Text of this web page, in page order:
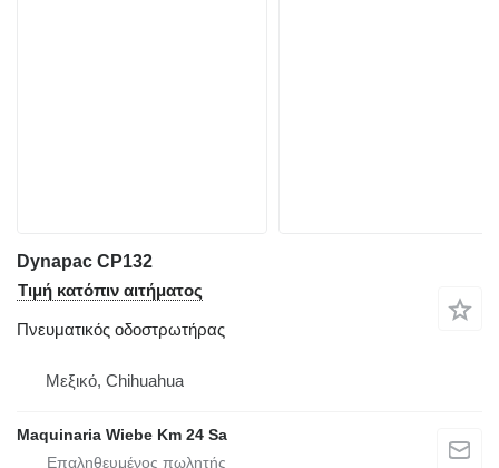
Dynapac CP132
Τιμή κατόπιν αιτήματος
Πνευματικός οδοστρωτήρας
Μεξικό, Chihuahua
Maquinaria Wiebe Km 24 Sa